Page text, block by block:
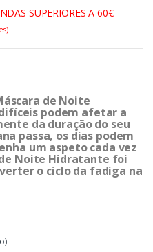
SUPERIORES A 60€
de Noite
podem afetar a
da duração do seu
passa, os dias podem
um aspeto cada vez
Noite Hidratante foi
o ciclo da fadiga na